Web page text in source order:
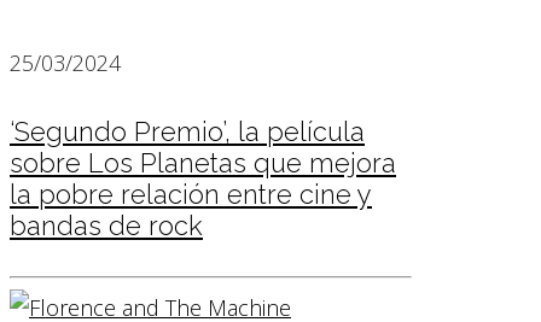
25/03/2024
‘Segundo Premio’, la película
sobre Los Planetas que mejora
la pobre relación entre cine y
bandas de rock